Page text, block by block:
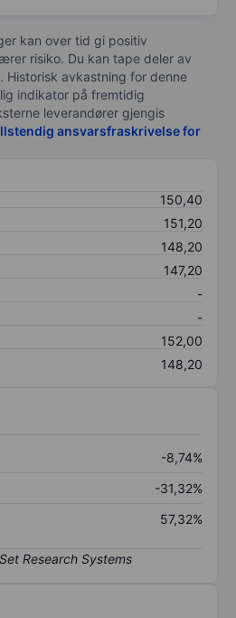
kan over tid gi positiv
risiko. Du kan tape deler av
Historisk avkastning for denne
indikator på fremtidig
leverandører gjengis
ansvarsfraskrivelse for
150,40
151,20
148,20
147,20
-
-
152,00
148,20
-8,74%
-31,32%
57,32%